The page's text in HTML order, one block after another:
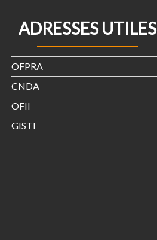
ADRESSES UTILES
OFPRA
CNDA
OFII
GISTI